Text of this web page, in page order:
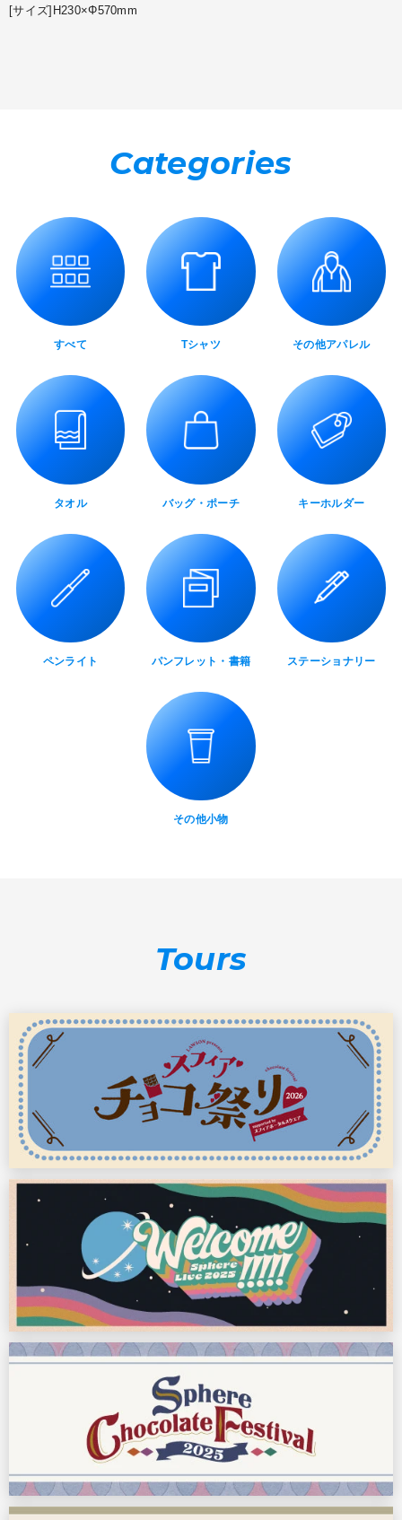
[サイズ] H230×Φ570mm
Categories
すべて Tシャツ その他アパレル
タオル バッグ・ポーチ キーホルダー
ペンライト パンフレット・書籍 ステーショナリー
その他小物
Tours